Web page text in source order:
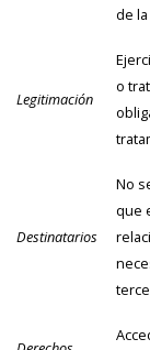
de
Legitimación
o
Destinatarios
No
que